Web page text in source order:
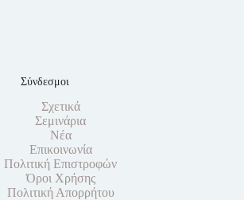
Σύνδεσμοι
Σχετικά
Σεμινάρια
Νέα
Επικοινωνία
Πολιτική Επιστροφών
Όροι Χρήσης
Πολιτική Απορρήτου